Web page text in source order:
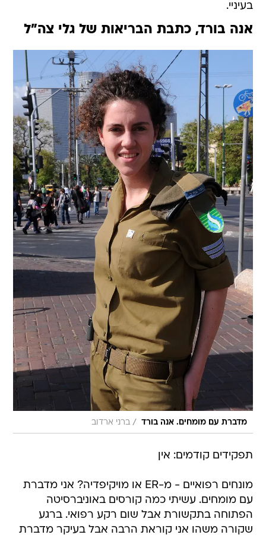
בעיניי.
אנה בורד, כתבת הבריאות של גלי צה"ל
מדברת עם מומחים. אנה בורד / ברני ארדוב
תפקידים קודמים: אין
מונחים רפואיים - מ-ER או מויקיפדיה? אני מדברת
עם מומחים. עשיתי כמה קורסים באוניברסיטה
הפתוחה בתקשורת אבל שום רקע רפואי. ברגע
שקורה משהו אני קוראת הרבה אבל בעיקר מדברת